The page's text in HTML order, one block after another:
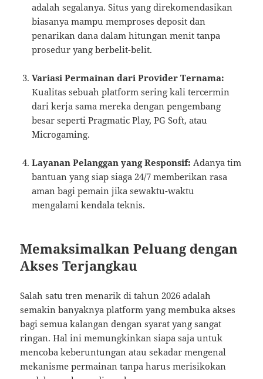
adalah segalanya. Situs yang direkomendasikan
biasanya mampu memproses deposit dan
penarikan dana dalam hitungan menit tanpa
prosedur yang berbelit-belit.
Variasi Permainan dari Provider Ternama:
Kualitas sebuah platform sering kali tercermin
dari kerja sama mereka dengan pengembang
besar seperti Pragmatic Play, PG Soft, atau
Microgaming.
Layanan Pelanggan yang Responsif: Adanya tim
bantuan yang siap siaga 24/7 memberikan rasa
aman bagi pemain jika sewaktu-waktu
mengalami kendala teknis.
Memaksimalkan Peluang dengan
Akses Terjangkau
Salah satu tren menarik di tahun 2026 adalah
semakin banyaknya platform yang membuka akses
bagi semua kalangan dengan syarat yang sangat
ringan. Hal ini memungkinkan siapa saja untuk
mencoba keberuntungan atau sekadar mengenal
mekanisme permainan tanpa harus merisikokan